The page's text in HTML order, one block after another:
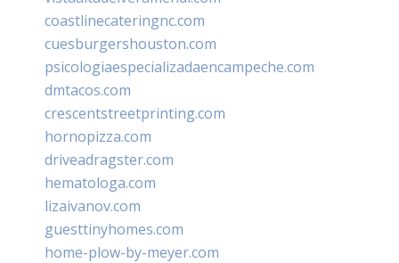
coastlinecateringnc.com
cuesburgershouston.com
psicologiaespecializadaencampeche.com
dmtacos.com
crescentstreetprinting.com
hornopizza.com
driveadragster.com
hematologa.com
lizaivanov.com
guesttinyhomes.com
home-plow-by-meyer.com